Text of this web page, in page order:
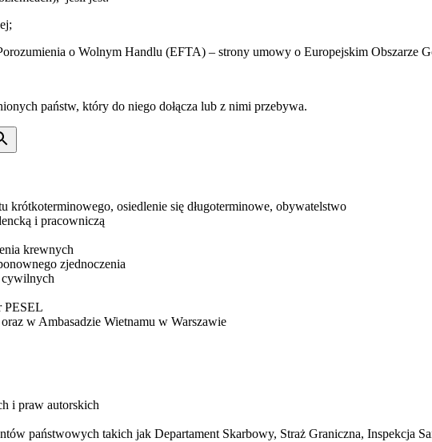
o Wolnym Handlu (EFTA) – strony umowy o Europejskim Obszarze
państw, który do niego dołącza lub z nimi przebywa.
krótkoterminowego, osiedlenie się długoterminowe, obywatelstwo
i pracowniczą
krewnych
zjednoczenia
cywilnych
PESEL
w Ambasadzie Wietnamu w Warszawie
i praw autorskich
państwowych takich jak Departament Skarbowy, Straż Graniczna, Inspekcja